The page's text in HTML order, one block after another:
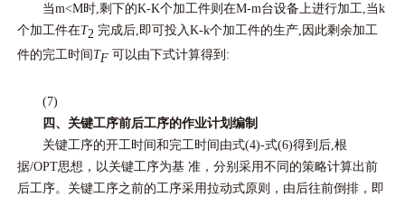
当m<M时,剩下的K-K个加工件则在M-m台设备上进行加工,当k
个加工件在T2 完成后,即可投入K-k个加工件的生产,因此剩余加工
件的完工时间 TF 可以由下式计算得到:
(7)
四、关键工序前后工序的作业计划编制
关键工序的开工时间和完工时间由式(4)-式(6)得到后,根
据/OPT思想，以关键工序为基 准，分别采用不同的策略计算出前
后工序。关键工序之前的工序采用拉动式原则，由后往前倒排，即